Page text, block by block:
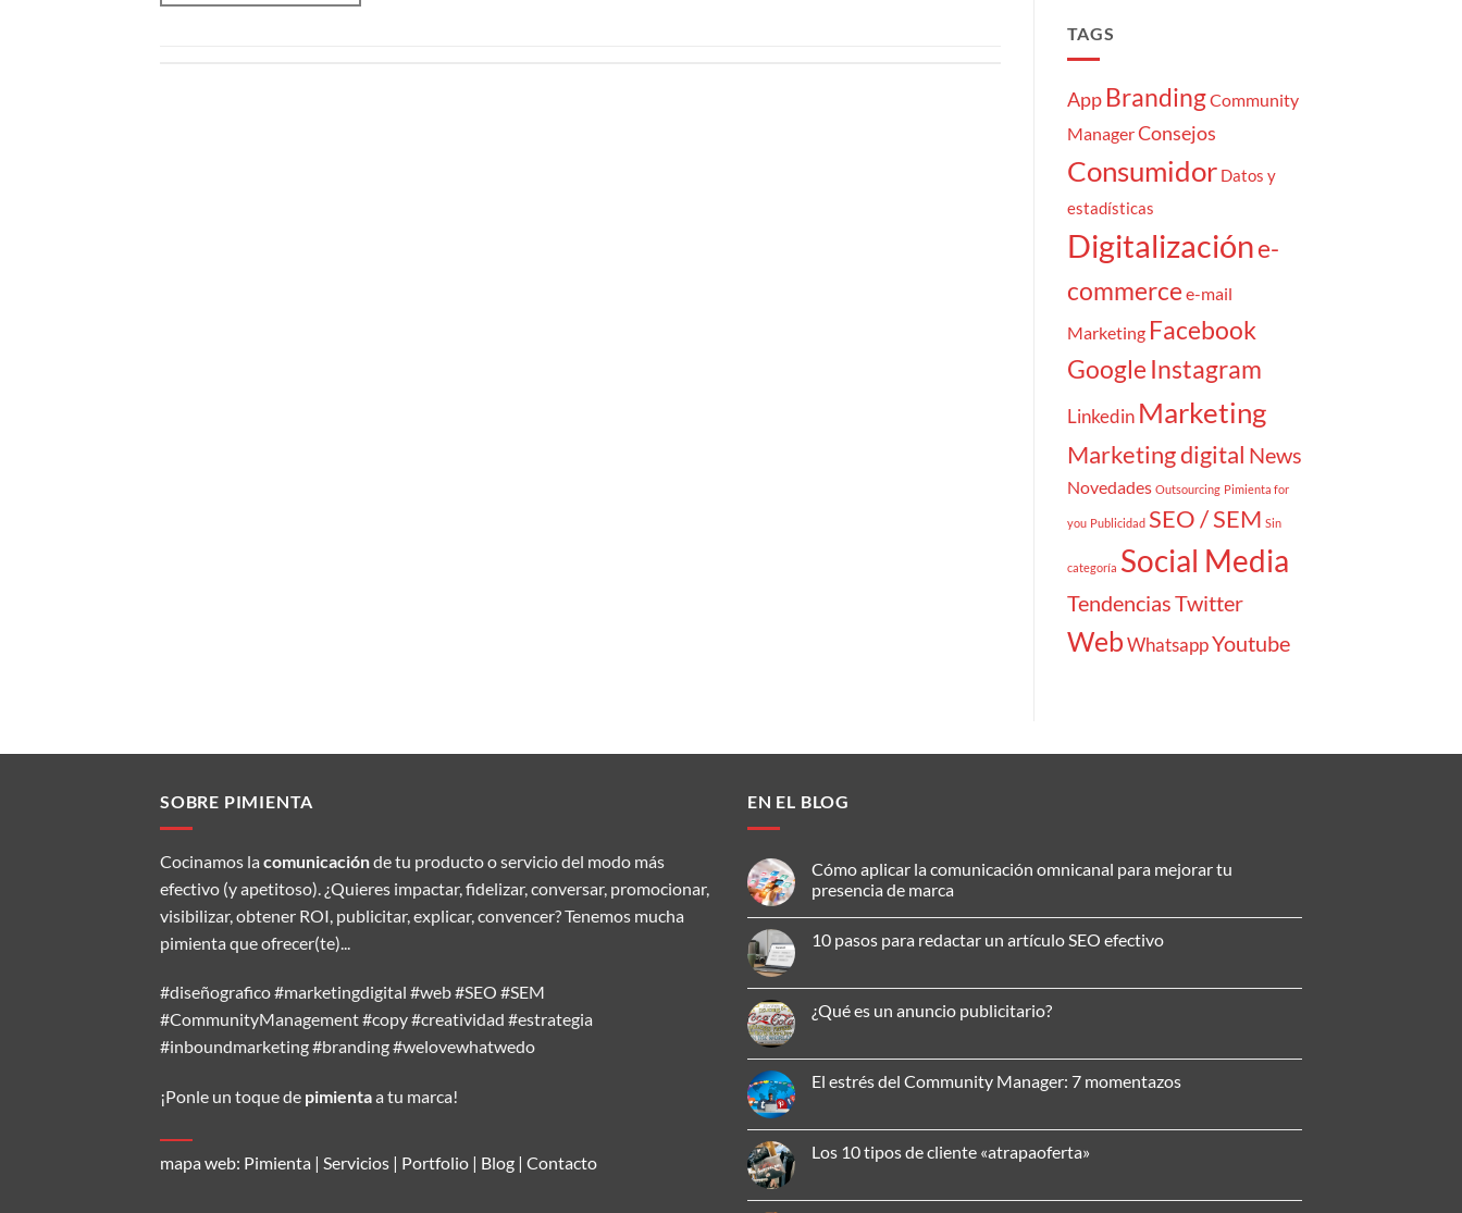
TAGS
App BrandingCommunity
ManagerConsejos
Consumidor Datos y
estadísticas
Digitalizacióne-
commerce e-mail
Marketing Facebook
Google Instagram
Linkedin Marketing
Marketing digital News
Novedades Outsourcing Pimienta for
you Publicidad SEO / SEM Sin
categoría Social Media
TendenciasTwitter
WebWhatsappYoutube
SOBRE PIMIENTA
Cocinamos la comunicaciónde tu producto o servicio del modo más
efectivo (y apetitoso). ¿Quieres impactar, fidelizar, conversar, promocionar,
visibilizar, obtener ROI, publicitar, explicar, convencer? Tenemos mucha
pimienta que ofrecer(te)...
#diseñografico #marketingdigital #web #SEO #SEM
#CommunityManagement #copy #creatividad #estrategia
#inboundmarketing #branding #welovewhatwedo
¡Ponle un toque de pimientaa tu marca!
mapa web: Pimienta | Servicios | Portfolio | Blog | Contacto
EN EL BLOG
Cómo aplicar la comunicación omnicanal para mejorar tu
presencia de marca
comentarios
comunicación
omnicanal
presencia
10 pasos para redactar un artículo SEO efectivo
comentarios
en
10
redactar
un
artículo
¿Qué es un anuncio publicitario?
comentarios
en
¿Qué
anuncio
publicitario?
El estrés del Community Manager: 7 momentazos
comentarios
en
El
Community
Los 10 tipos de cliente «atrapaoferta»
comentarios